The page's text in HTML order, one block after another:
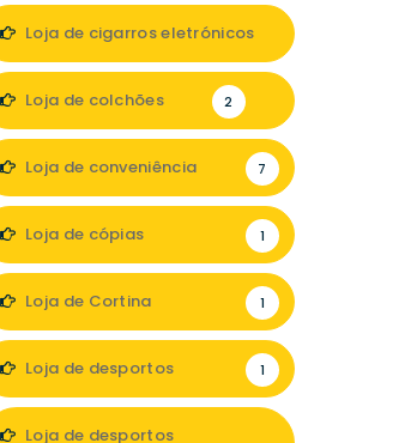
Loja de cigarros eletrónicos
Loja de colchões 2
Loja de conveniência 7
Loja de cópias 1
Loja de Cortina 1
Loja de desportos 1
Loja de desportos